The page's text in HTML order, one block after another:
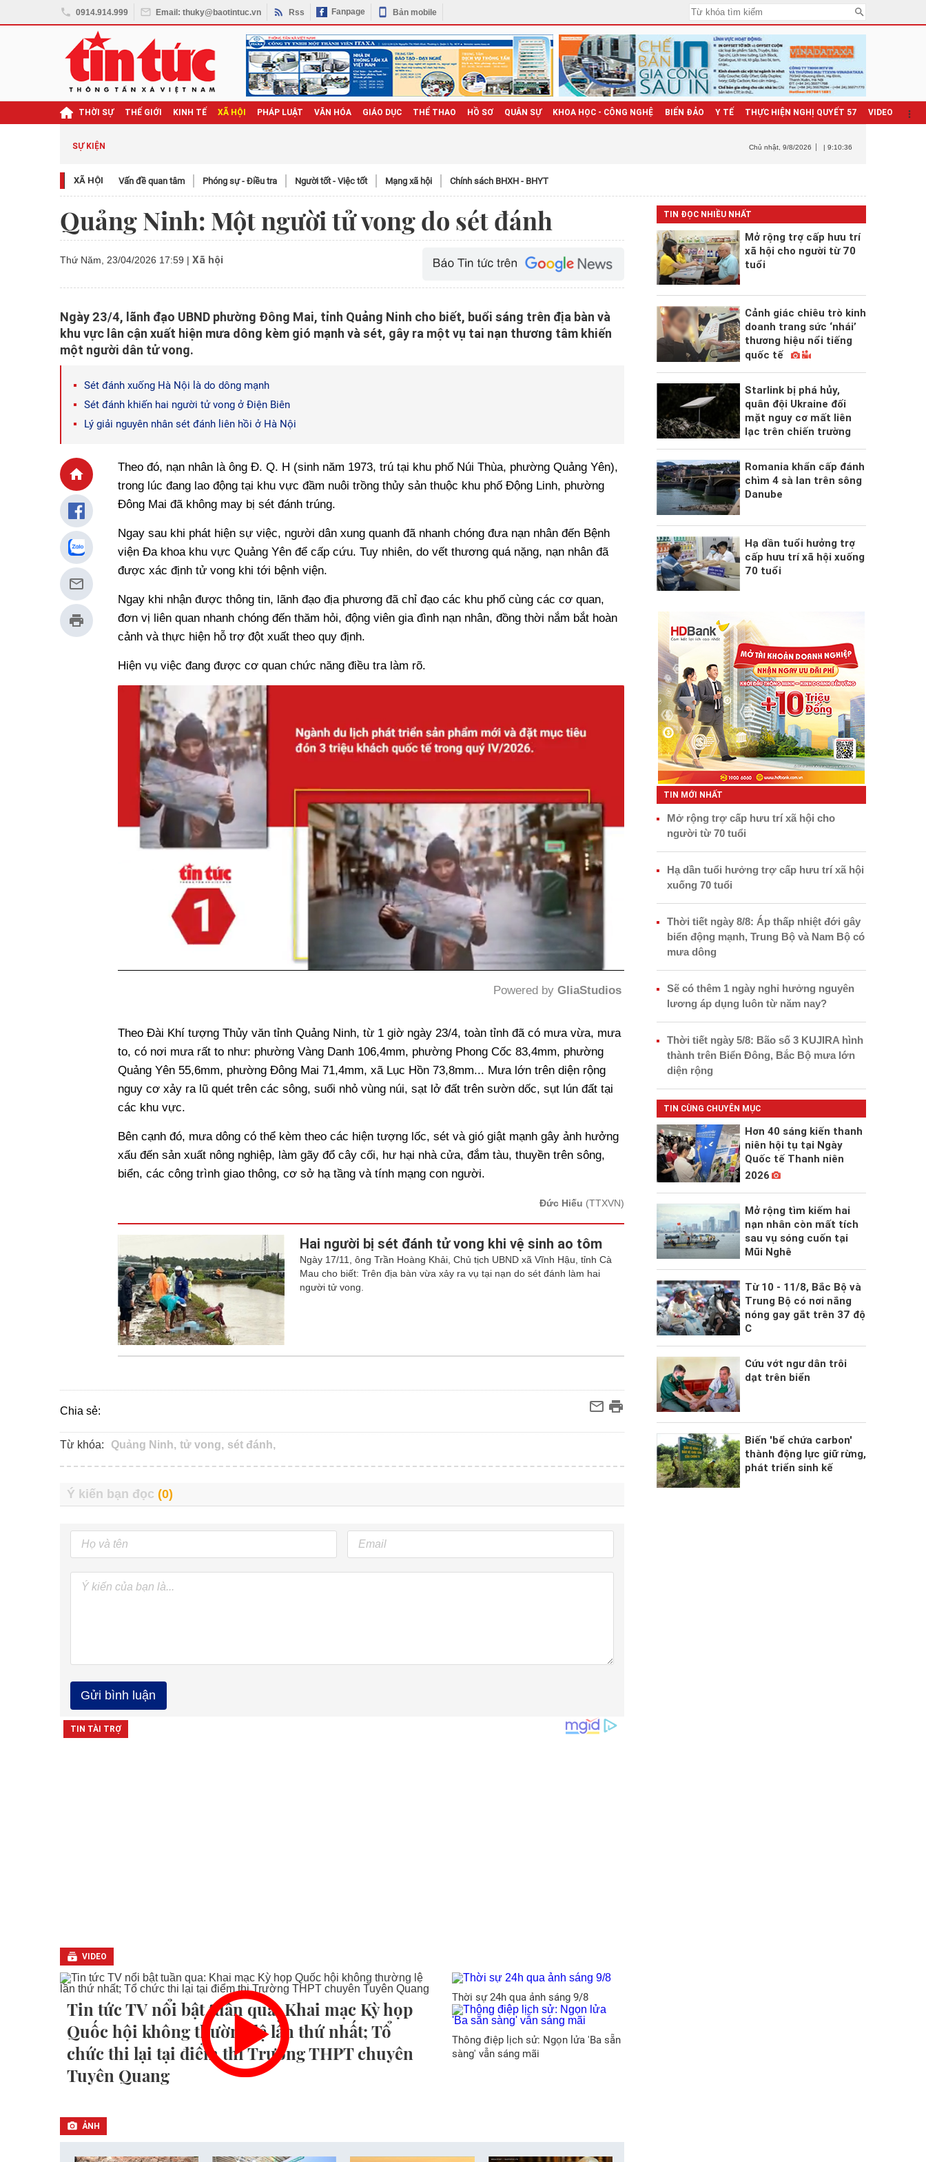
0914.914.999 Email: thuky@baotintuc.vn Rss Fanpage Bản mobile
THỜI SỰ THẾ GIỚI KINH TẾ XÃ HỘI PHÁP LUẬT VĂN HÓA GIÁO DỤC THỂ THAO HỒ SƠ QUÂN SỰ KHOA HỌC - CÔNG NGHỆ BIỂN ĐẢO Y TẾ THỰC HIỆN NGHỊ QUYẾT 57 VIDEO
SỰ KIỆN Chủ nhật , 9/8/2026 | 9:10:38
XÃ HỘI Vấn đề quan tâm Phóng sự - Điều tra Người tốt - Việc tốt Mạng xã hội Chính sách BHXH - BHYT
Quảng Ninh: Một người tử vong do sét đánh
Thứ Năm, 23/04/2026 17:59 | Xã hội
Ngày 23/4, lãnh đạo UBND phường Đông Mai, tỉnh Quảng Ninh cho biết, buổi sáng trên địa bàn và
khu vực lân cận xuất hiện mưa dông kèm gió mạnh và sét, gây ra một vụ tai nạn thương tâm khiến
một người dân tử vong.
Sét đánh xuống Hà Nội là do dông mạnh
Sét đánh khiến hai người tử vong ở Điện Biên
Lý giải nguyên nhân sét đánh liên hồi ở Hà Nội
Theo đó, nạn nhân là ông Đ. Q. H (sinh năm 1973, trú tại khu phố Núi Thùa, phường Quảng Yên),
trong lúc đang lao động tại khu vực đầm nuôi trồng thủy sản thuộc khu phố Động Linh, phường
Đông Mai đã không may bị sét đánh trúng.
Ngay sau khi phát hiện sự việc, người dân xung quanh đã nhanh chóng đưa nạn nhân đến Bệnh
viện Đa khoa khu vực Quảng Yên để cấp cứu. Tuy nhiên, do vết thương quá nặng, nạn nhân đã
được xác định tử vong khi tới bệnh viện.
Ngay khi nhận được thông tin, lãnh đạo địa phương đã chỉ đạo các khu phố cùng các cơ quan,
đơn vị liên quan nhanh chóng đến thăm hỏi, động viên gia đình nạn nhân, đồng thời nắm bắt hoàn
cảnh và thực hiện hỗ trợ đột xuất theo quy định.
Hiện vụ việc đang được cơ quan chức năng điều tra làm rõ.
Powered by GliaStudios
Theo Đài Khí tượng Thủy văn tỉnh Quảng Ninh, từ 1 giờ ngày 23/4, toàn tỉnh đã có mưa vừa, mưa
to, có nơi mưa rất to như: phường Vàng Danh 106,4mm, phường Phong Cốc 83,4mm, phường
Quảng Yên 55,6mm, phường Đông Mai 71,4mm, xã Lục Hồn 73,8mm... Mưa lớn trên diện rộng
nguy cơ xảy ra lũ quét trên các sông, suối nhỏ vùng núi, sạt lở đất trên sườn dốc, sụt lún đất tại
các khu vực.
Bên cạnh đó, mưa dông có thể kèm theo các hiện tượng lốc, sét và gió giật mạnh gây ảnh hưởng
xấu đến sản xuất nông nghiệp, làm gãy đổ cây cối, hư hại nhà cửa, đắm tàu, thuyền trên sông,
biển, các công trình giao thông, cơ sở hạ tầng và tính mạng con người.
Đức Hiếu (TTXVN)
Hai người bị sét đánh tử vong khi vệ sinh ao tôm
Ngày 17/11, ông Trần Hoàng Khải, Chủ tịch UBND xã Vĩnh Hậu, tỉnh Cà
Mau cho biết: Trên địa bàn vừa xảy ra vụ tại nạn do sét đánh làm hai
người tử vong.
Chia sẻ:
Từ khóa: Quảng Ninh, tử vong, sét đánh,
VIDEO
Tin tức TV nổi bật tuần qua: Khai mạc Kỳ họp
Quốc hội không thường lệ lần thứ nhất; Tổ
chức thi lại tại điểm thi Trường THPT chuyên
Tuyên Quang
Thời sự 24h qua ảnh sáng 9/8
Thông điệp lịch sử: Ngọn lửa 'Ba sẵn
sàng' vẫn sáng mãi
ẢNH
TIN ĐỌC NHIỀU NHẤT
Mở rộng trợ cấp hưu trí
xã hội cho người từ 70
tuổi
Cảnh giác chiêu trò kinh
doanh trang sức ‘nhái’
thương hiệu nổi tiếng
quốc tế
Starlink bị phá hủy,
quân đội Ukraine đối
mặt nguy cơ mất liên
lạc trên chiến trường
Romania khẩn cấp đánh
chìm 4 sà lan trên sông
Danube
Hạ dần tuổi hưởng trợ
cấp hưu trí xã hội xuống
70 tuổi
TIN MỚI NHẤT
Mở rộng trợ cấp hưu trí xã hội cho
người từ 70 tuổi
Hạ dần tuổi hưởng trợ cấp hưu trí xã hội
xuống 70 tuổi
Thời tiết ngày 8/8: Áp thấp nhiệt đới gây
biển động mạnh, Trung Bộ và Nam Bộ có
mưa dông
Sẽ có thêm 1 ngày nghỉ hưởng nguyên
lương áp dụng luôn từ năm nay?
Thời tiết ngày 5/8: Bão số 3 KUJIRA hình
thành trên Biển Đông, Bắc Bộ mưa lớn
diện rộng
TIN CÙNG CHUYÊN MỤC
Hơn 40 sáng kiến thanh
niên hội tụ tại Ngày
Quốc tế Thanh niên
2026
Mở rộng tìm kiếm hai
nạn nhân còn mất tích
sau vụ sóng cuốn tại
Mũi Nghê
Từ 10 - 11/8, Bắc Bộ và
Trung Bộ có nơi nắng
nóng gay gắt trên 37 độ
C
Cứu vớt ngư dân trôi
dạt trên biển
Biến 'bể chứa carbon'
thành động lực giữ rừng,
phát triển sinh kế